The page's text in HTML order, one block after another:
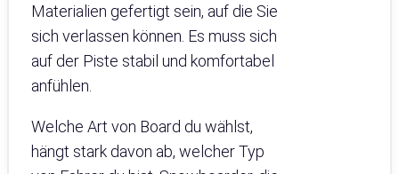
Materialien gefertigt sein, auf die Sie
sich verlassen können. Es muss sich
auf der Piste stabil und komfortabel
anfühlen.
Welche Art von Board du wählst,
hängt stark davon ab, welcher Typ